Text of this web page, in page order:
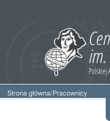
Strona główna/ Pracownicy